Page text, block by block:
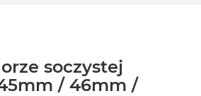
soczystej
/ 46mm /